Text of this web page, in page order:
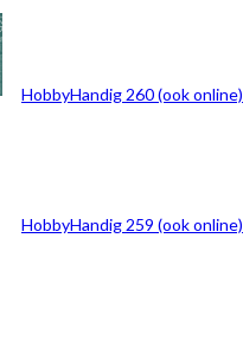
HobbyHandig 260 (ook online)
HobbyHandig 259 (ook online)